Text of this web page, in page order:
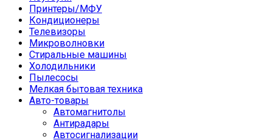
Принтеры/МФУ
Кондиционеры
Телевизоры
Микроволновки
Стиральные машины
Холодильники
Пылесосы
Мелкая бытовая техника
Авто-товары
Автомагнитолы
Антирадары
Автосигнализации